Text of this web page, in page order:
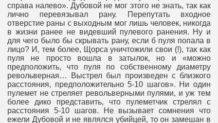
справа налево». Дубовой не мог этого не знать, так как
лично перевязывал рану. Перепутать входное
отверстие раны с выходным мог лишь человек, никогда
в жизни ранее не видевший пулевого ранения. Ну и
для чего было бы скрывать рану, если б пуля попала в
лицо? И, тем более, Щорса уничтожили свои (!), так как
пуля не просто вошла в затылок, но и «можно
предположить, что пуля по собственному диаметру
револьверная… Выстрел был произведен с близкого
расстояния, предположительно 5-10 шагов». Ни один
пулемет не стреляет револьверными пулями, и уж тем
более дико представить, что пулеметчик стрелял с
расстояния 5-10 шагов. Не вызывает сомнения что
ежели Дубовой и не являлся убийцей, то он замешан в